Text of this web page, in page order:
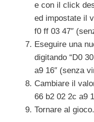
e con il click
ed impostate il
f0 ff 03 47″
Eseguire una
digitando “D0
a9 16″ (senza
Cambiare il
66 b2 02 2c a9
Tornare al gioco.